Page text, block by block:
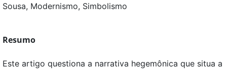
Sousa, Modernismo, Simbolismo
Resumo
Este artigo questiona a narrativa hegemônica que situa a